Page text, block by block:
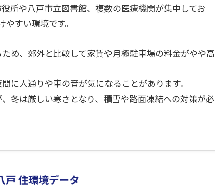
所や八戸市立図書館、複数の医療機関が集中してお
すい環境です。
め、郊外と比較して家賃や月極駐車場の料金がやや高
に人通りや車の音が気になることがあります。
冬は厳しい寒さとなり、積雪や路面凍結への対策が必